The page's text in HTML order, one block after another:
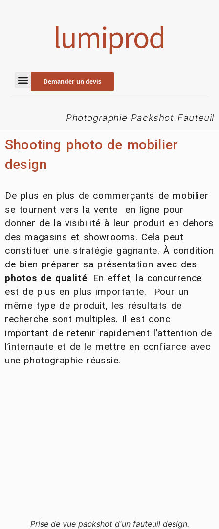
Demander un devis
Photographie Packshot Fauteuil
Shooting photo de mobilier
design
De plus en plus de commerçants de mobilier
se tournent vers la vente en ligne pour
donner de la visibilité à leur produit en dehors
des magasins et showrooms. Cela peut
constituer une stratégie gagnante. À condition
de bien préparer sa présentation avec des
photos de qualité. En effet, la concurrence
est de plus en plus importante. Pour un
même type de produit, les résultats de
recherche sont multiples. Il est donc
important de retenir rapidement l’attention de
l’internaute et de le mettre en confiance avec
une photographie réussie.
Prise de vue packshot d'un fauteuil design.